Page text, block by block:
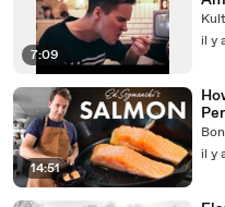
7:09
il y
14:51
il y